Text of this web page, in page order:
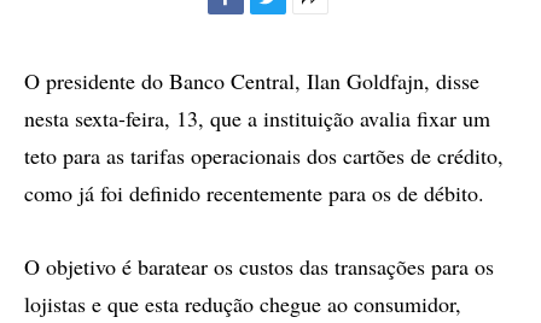
compartilhamento
O presidente do Banco Central, Ilan Goldfajn, disse
nesta sexta-feira, 13, que a instituição avalia fixar um
teto para as tarifas operacionais dos cartões de crédito,
como já foi definido recentemente para os de débito.
O objetivo é baratear os custos das transações para os
lojistas e que esta redução chegue ao consumidor,